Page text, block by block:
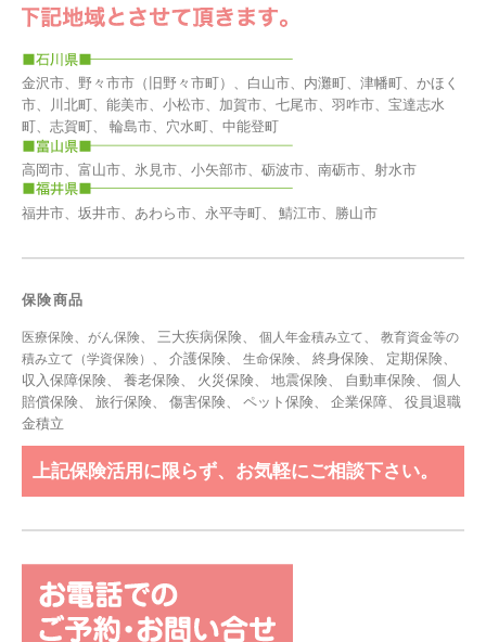
金沢市、野々市市（旧野々市町）、白山市、内灘町、津幡町、かほく
市、川北町、能美市、小松市、加賀市、七尾市、羽咋市、宝達志水
町、志賀町、 輪島市、穴水町、中能登町
高岡市、富山市、氷見市、小矢部市、砺波市、南砺市、射水市
福井市、坂井市、あわら市、永平寺町、 鯖江市、勝山市
保険商品
医療保険 がん保険 、 三大疾病保険、 個人年金積み立て
教育資金等の
積み立て（学資保険）
、 介護保険、 生命保険 、 終身保険、 定期保険、
収入保障保険、 養老保険、 火災保険、 地震保険、 自動車保険、 個人
賠償保険、 旅行保険、 傷害保険、 ペット保険、 企業保障
役員退職
金積立
上記保険活用に限らず、お気軽にご相談下さい。